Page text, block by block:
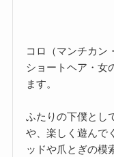
コロ（マンチカン
ショートヘア・女
ます。
ふたりの下僕とし
や、楽しく遊んで
ッドや爪とぎの模